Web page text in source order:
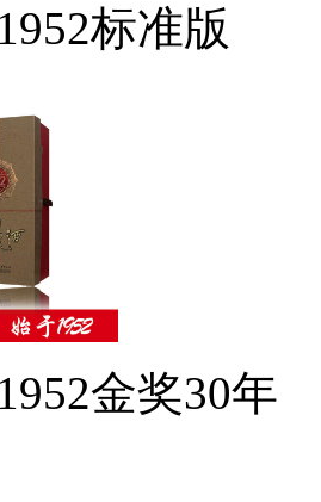
标准版
金奖30年